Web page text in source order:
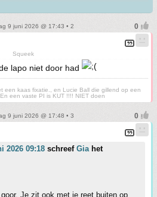
9 juni 2026 @ 17:43 • 2
Squeek
lapo niet door had
een kaas fixatie., en Lucie Ball die gillend op een
een vaste PI is KUT !!!! NIET doen
9 juni 2026 @ 17:48 • 3
2026 09:18 schreef Gia het
Je zit ook met je reet buiten op